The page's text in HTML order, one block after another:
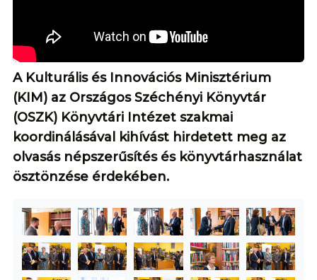
A Kulturális és Innovációs Minisztérium
(KIM) az Országos Széchényi Könyvtár
(OSZK) Könyvtári Intézet szakmai
koordinálásával kihívást hirdetett meg az
olvasás népszerűsítés és könyvtárhasználat
ösztönzése érdekében.